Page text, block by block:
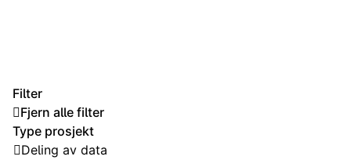
Filter
Fjern alle filter
Type prosjekt
Deling av data